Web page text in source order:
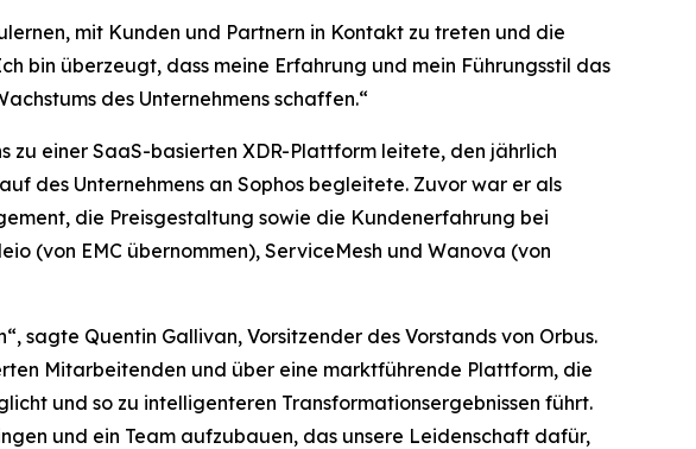
mit Kunden und Partnern in Kontakt zu treten und die
bin überzeugt, dass meine Erfahrung und mein Führungsstil das
des Unternehmens schaffen.“
zu einer SaaS-basierten XDR-Plattform leitete, den jährlich
des Unternehmens an Sophos begleitete. Zuvor war er als
die Preisgestaltung sowie die Kundenerfahrung bei
(von EMC übernommen), ServiceMesh und Wanova (von
sagte Quentin Gallivan, Vorsitzender des Vorstands von Orbus.
Mitarbeitenden und über eine marktführende Plattform, die
und so zu intelligenteren Transformationsergebnissen führt.
und ein Team aufzubauen, das unsere Leidenschaft dafür,